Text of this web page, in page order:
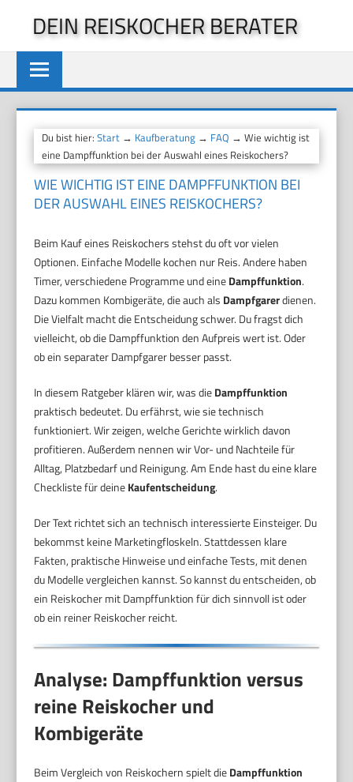
springen
DEIN REISKOCHER BERATER
Du bist hier:Start → Kaufberatung → FAQ → Wie wichtig ist
eine Dampffunktion bei der Auswahl eines Reiskochers?
WIE WICHTIG IST EINE DAMPFFUNKTION BEI
DER AUSWAHL EINES REISKOCHERS?
Beim Kauf eines Reiskochers stehst du oft vor vielen
Optionen. Einfache Modelle kochen nur Reis. Andere haben
Timer, verschiedene Programme und eineDampffunktion.
Dazu kommen Kombigeräte, die auch als Dampfgarerdienen.
Die Vielfalt macht die Entscheidung schwer. Du fragst dich
vielleicht, ob die Dampffunktion den Aufpreis wert ist. Oder
ob ein separater Dampfgarer besser passt.
In diesem Ratgeber klären wir, was dieDampffunktion
praktisch bedeutet. Du erfährst, wie sie technisch
funktioniert. Wir zeigen, welche Gerichte wirklich davon
profitieren. Außerdem nennen wir Vor- und Nachteile für
Alltag, Platzbedarf und Reinigung. Am Ende hast du eine klare
Checkliste für deineKaufentscheidung.
Der Text richtet sich an technisch interessierte Einsteiger. Du
bekommst keine Marketingfloskeln. Stattdessen klare
Fakten, praktische Hinweise und einfache Tests, mit denen
du Modelle vergleichen kannst. So kannst du entscheiden, ob
ein Reiskocher mit Dampffunktion für dich sinnvoll ist oder
ob ein reiner Reiskocher reicht.
Analyse: Dampffunktion versus
reine Reiskocher und
Kombigeräte
Beim Vergleich von Reiskochern spielt dieDampffunktion